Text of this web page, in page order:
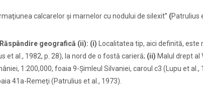
calcarelor şi marnelor cu nodului de silexit” (Patrulius
geografică (ii): (i)
Localitatea tip, aici definită, este
et al., 1982, p. 28), la nord de o fostă carieră; (ii) Malul drept al
1:200,000, foaia 9-Șimleul Silvaniei, caroul c3 (Lupu et
41a-Remeţi (Patrulius et al., 1973).